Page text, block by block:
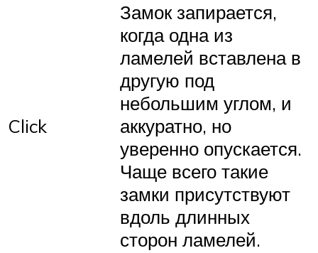
Click
Замок запирается,
когда одна из
ламелей вставлена в
другую под
небольшим углом, и
аккуратно, но
уверенно опускается.
Чаще всего такие
замки присутствуют
вдоль длинных
сторон ламелей.